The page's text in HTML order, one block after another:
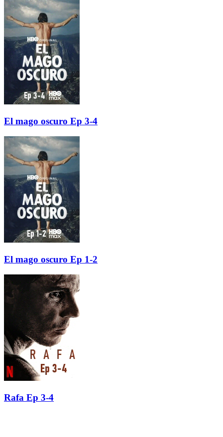
El mago oscuro Ep 3-4
El mago oscuro Ep 1-2
Rafa Ep 3-4